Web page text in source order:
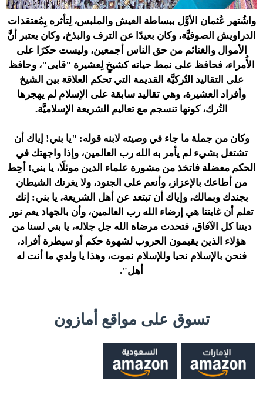
واشُتهر عُثمان الأوَّل ببساطة العيش والملبس، لِتأثره بِمُعتقدات
الدراويش الصوفيَّة، وكان بعيدًا عن الترف والبذخ، وكان يعتبر أنَّ
الأموال والغنائم من حق الناس أجمعين، وليست حكرًا على
الأُمراء، فحافظ على نمط حياته كشيخٍ لِعشيرة "قايى"، وحافظ
على التقاليد التُركيَّة القديمة التي تحكم العلاقة بين الشيخ
وأفراد العشيرة، وهي تقاليد سابقة على الإسلام لم يهجرها
التُرك، كونها تنسجم مع تعاليم الشريعة الإسلاميَّة.
وكان من جملة ما جاء في وصيته لابنه قوله: "يا بني! إياك أن
تشتغل بشيء لم يأمر به الله رب العالمين، وإذا واجهتك في
الحكم معضلة فاتخذ من مشورة علماء الدين موئلًا، يا بني! أحِط
من أطاعك بالإعزاز، وأنعم على الجنود، ولا يغرنك الشيطان
بجندك وبمالك، وإياك أن تبتعد عن أهل الشريعة، يا بني: إنك
تعلم أن غايتنا هي إرضاء الله رب العالمين، وأن بالجهاد يعم نور
ديننا كل الآفاق، فتحدث مرضاة الله جل جلاله، يا بني لسنا من
هؤلاء الذين يقيمون الحروب لشهوة حكم أو سيطرة أفراد،
فنحن بالإسلام نحيا وللإسلام نموت، وهذا يا ولدي ما أنت له
أهل".
تسوق على مواقع أمازون